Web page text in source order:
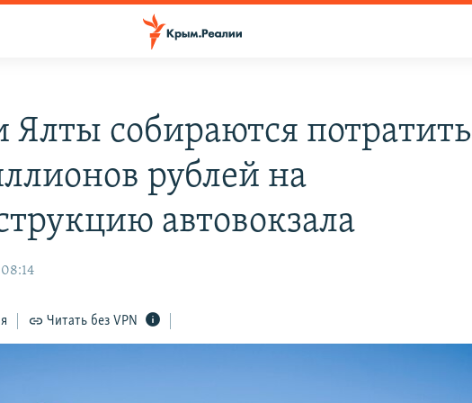
Ялты собираются потратить
рублей на
автовокзала
Читать без VPN